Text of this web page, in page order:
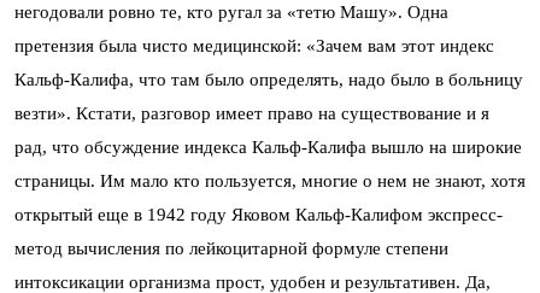
негодовали ровно те, кто ругал за «тетю Машу». Одна
претензия была чисто медицинской: «Зачем вам этот индекс
Кальф-Калифа, что там было определять, надо было в больницу
везти». Кстати, разговор имеет право на существование и я
рад, что обсуждение индекса Кальф-Калифа вышло на широкие
страницы. Им мало кто пользуется, многие о нем не знают, хотя
открытый еще в 1942 году Яковом Кальф-Калифом экспресс-
метод вычисления по лейкоцитарной формуле степени
интоксикации организма прост, удобен и результативен. Да,